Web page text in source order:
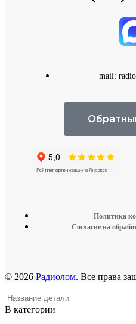
mail:
Политика
Согласие на
© 2026 Радиолом. Все права
В категории